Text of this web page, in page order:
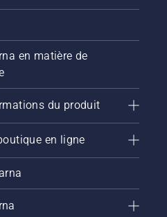
en matière de
du produit
en ligne